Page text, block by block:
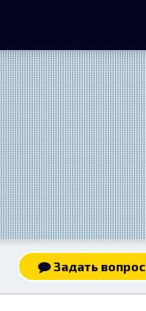
Задать вопрос